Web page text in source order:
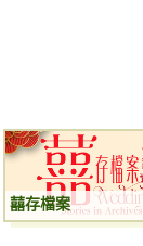
囍存檔案